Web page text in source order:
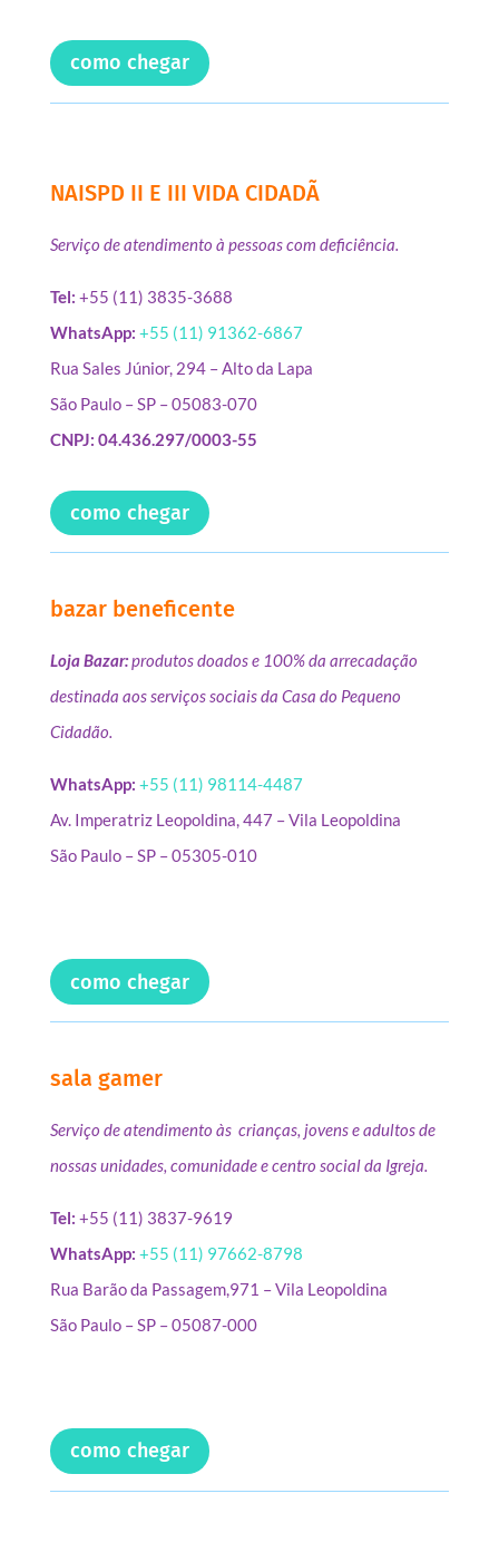
como chegar
NAISPD II E III VIDA CIDADÃ
Serviço de atendimento à pessoas com deficiência.
Tel: +55 (11) 3835-3688
WhatsApp: +55 (11) 91362-6867
Rua Sales Júnior, 294 – Alto da Lapa
São Paulo – SP – 05083-070
CNPJ: 04.436.297/0003-55
como chegar
bazar beneficente
Loja Bazar:produtos doados e 100% da arrecadação
destinada aos serviços sociais da Casa do Pequeno
Cidadão.
WhatsApp: +55 (11) 98114-4487
Av. Imperatriz Leopoldina, 447 – Vila Leopoldina
São Paulo – SP – 05305-010
como chegar
sala gamer
Serviço de atendimento às crianças, jovens e adultos de
nossas unidades, comunidade e centro social da Igreja.
Tel: +55 (11) 3837-9619
WhatsApp: +55 (11) 97662-8798
Rua Barão da Passagem,971 – Vila Leopoldina
São Paulo – SP – 05087-000
como chegar